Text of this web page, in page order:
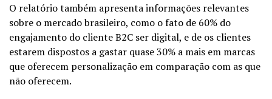
O relatório também apresenta informações relevantes
sobre o mercado brasileiro, como o fato de 60% do
engajamento do cliente B2C ser digital, e de os clientes
estarem dispostos a gastar quase 30% a mais em marcas
que oferecem personalização em comparação com as que
não oferecem.